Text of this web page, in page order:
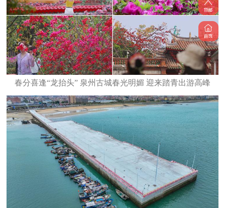
春分喜逢“龙抬头” 泉州古城春光明媚 迎来踏青出游高峰